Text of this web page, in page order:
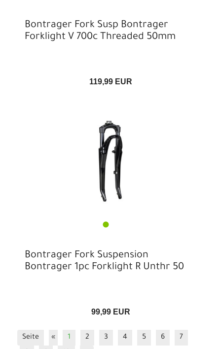
Bontrager Fork Susp Bontrager
Forklight V 700c Threaded 50mm
119,99 EUR
Bontrager Fork Suspension
Bontrager 1pc Forklight R Unthr 50
99,99 EUR
Seite « 1 2 3 4 5 6
7